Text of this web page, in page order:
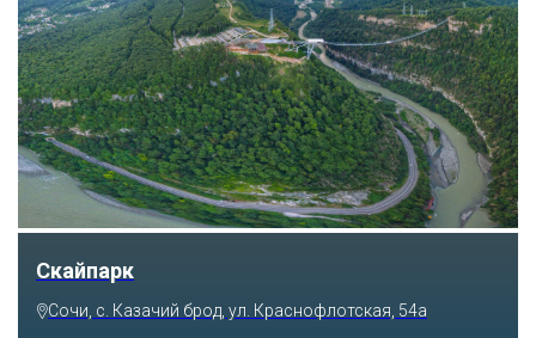
Скайпарк
Сочи, с. Казачий брод, ул. Краснофлотская, 54а